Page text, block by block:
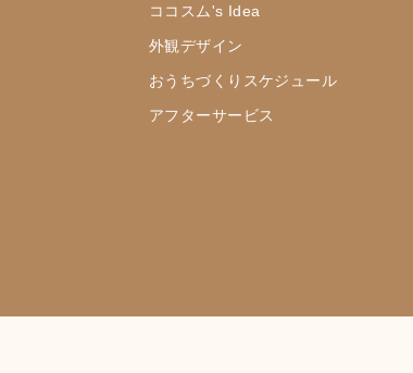
ココスム's Idea
外観デザイン
おうちづくりスケジュール
アフターサービス